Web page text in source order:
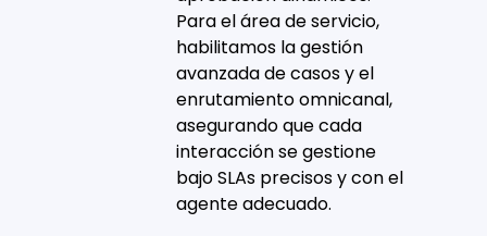
Para el área de servicio,
habilitamos la gestión
avanzada de casos y el
enrutamiento omnicanal,
asegurando que cada
interacción se gestione
bajo SLAs precisos y con el
agente adecuado.